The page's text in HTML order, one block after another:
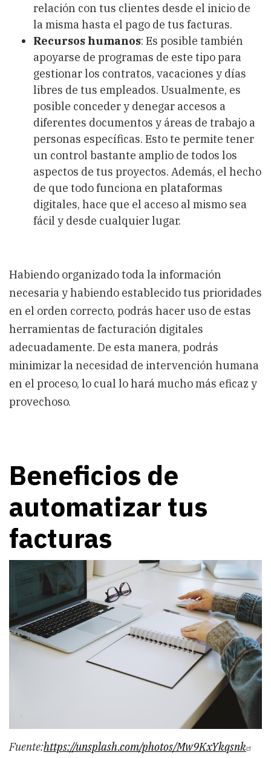
relación con tus clientes desde el inicio de
la misma hasta el pago de tus facturas.
Recursos humanos: Es posible también
apoyarse de programas de este tipo para
gestionar los contratos, vacaciones y días
libres de tus empleados. Usualmente, es
posible conceder y denegar accesos a
diferentes documentos y áreas de trabajo a
personas específicas. Esto te permite tener
un control bastante amplio de todos los
aspectos de tus proyectos. Además, el hecho
de que todo funciona en plataformas
digitales, hace que el acceso al mismo sea
fácil y desde cualquier lugar.
Habiendo organizado toda la información
necesaria y habiendo establecido tus prioridades
en el orden correcto, podrás hacer uso de estas
herramientas de facturación digitales
adecuadamente. De esta manera, podrás
minimizar la necesidad de intervención humana
en el proceso, lo cual lo hará mucho más eficaz y
provechoso.
Beneficios de
automatizar tus
facturas
Fuente:https://unsplash.com/photos/Mw9KxYkqsnk